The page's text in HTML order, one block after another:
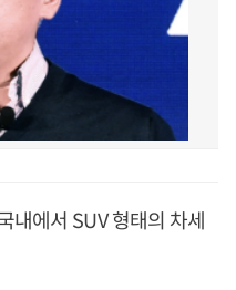
내에서 SUV 형태의 차세